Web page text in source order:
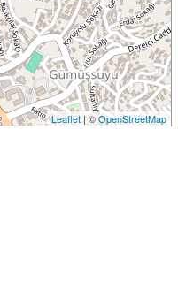
Leaflet| ©OpenStreetMap